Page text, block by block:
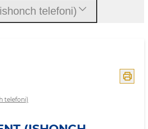
telefoni)
telefoni)